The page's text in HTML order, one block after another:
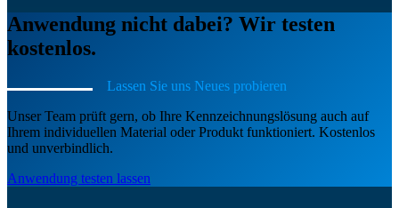
Anwendung nicht dabei? Wir testen
kostenlos.
Lassen Sie uns Neues probieren
Unser Team prüft gern, ob Ihre Kennzeichnungslösung auch auf
Ihrem individuellen Material oder Produkt funktioniert. Kostenlos
und unverbindlich.
Anwendung testen lassen